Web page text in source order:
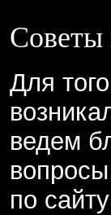
Для
ведем
по